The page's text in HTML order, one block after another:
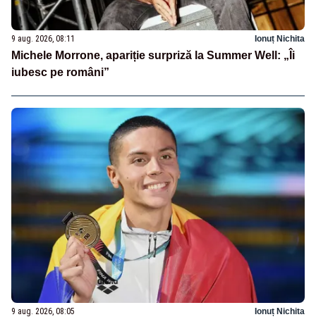
9 aug. 2026, 08:11 Ionuț Nichita
Michele Morrone, apariție surpriză la Summer Well: „Îi
iubesc pe români”
9 aug. 2026, 08:05 Ionuț Nichita